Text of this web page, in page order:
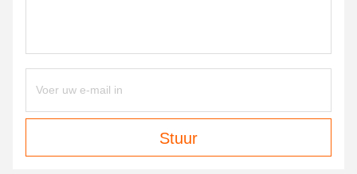
Stuur